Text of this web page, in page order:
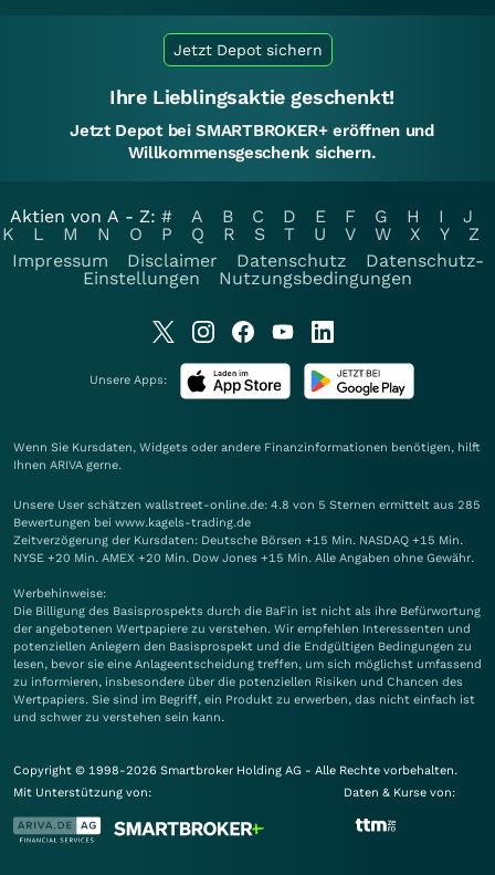
Jetzt Depot sichern
Ihre Lieblingsaktie geschenkt!
Jetzt Depot bei SMARTBROKER+ eröffnen und
Willkommensgeschenk sichern.
Aktien von A - Z: # A B C D E F G H I
J
K
L M N O P Q R S T U V W X Y
Z
Impressum
Disclaimer Datenschutz
Datenschutz-
Einstellungen
Nutzungsbedingungen
Unsere Apps:
Wenn Sie Kursdaten, Widgets oder andere Finanzinformationen benötigen, hilft
Ihnen ARIVA gerne.
Unsere User schätzen wallstreet-online.de: 4.8 von 5 Sternen ermittelt aus 285
Bewertungen bei www.kagels-trading.de
Zeitverzögerung der Kursdaten: Deutsche Börsen +15 Min. NASDAQ +15 Min.
NYSE +20 Min. AMEX +20 Min. Dow Jones +15 Min. Alle Angaben ohne Gewähr.
Werbehinweise:
Die Billigung des Basisprospekts durch die BaFin ist nicht als ihre Befürwortung
der angebotenen Wertpapiere zu verstehen. Wir empfehlen Interessenten und
potenziellen Anlegern den Basisprospekt und die Endgültigen Bedingungen zu
lesen, bevor sie eine Anlageentscheidung treffen, um sich möglichst umfassend
zu informieren, insbesondere über die potenziellen Risiken und Chancen des
Wertpapiers. Sie sind im Begriff, ein Produkt zu erwerben, das nicht einfach ist
und schwer zu verstehen sein kann.
Copyright © 1998-2026 Smartbroker Holding AG - Alle Rechte vorbehalten.
Mit Unterstützung von:
Daten & Kurse von: